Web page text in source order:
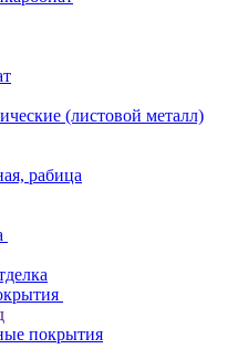
(листовой металл)
рабица
покрытия